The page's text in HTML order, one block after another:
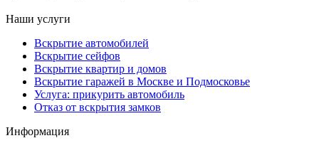
Наши услуги
Вскрытие автомобилей
Вскрытие сейфов
Вскрытие квартир и домов
Вскрытие гаражей в Москве и Подмосковье
Услуга: прикурить автомобиль
Отказ от вскрытия замков
Информация